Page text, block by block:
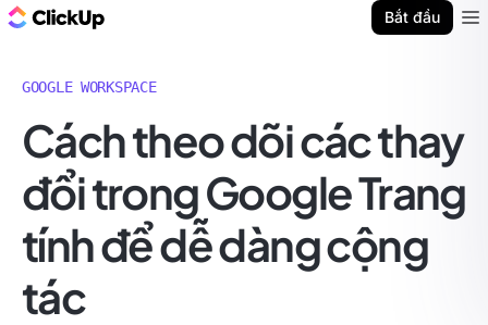
Bắt đầu
GOOGLE WORKSPACE
Cách theo dõi các thay
đổi trong Google Trang
tính để dễ dàng cộng
tác